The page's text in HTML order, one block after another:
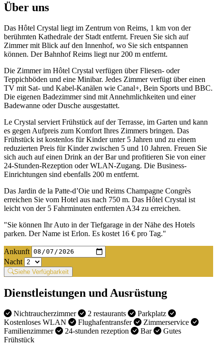
Über uns
Das Hôtel Crystal liegt im Zentrum von Reims, 1 km von der
berühmten Kathedrale der Stadt entfernt. Freuen Sie sich auf
Zimmer mit Blick auf den Innenhof, wo Sie sich entspannen
können. Der Bahnhof Reims liegt nur 200 m entfernt.
Die Zimmer im Hôtel Crystal verfügen über Fliesen- oder
Teppichböden und eine Minibar. Jedes Zimmer verfügt über einen
TV mit Sat- und Kabel-Kanälen wie Canal+, Bein Sports und BBC.
Die eigenen Badezimmer sind mit Annehmlichkeiten und einer
Badewanne oder Dusche ausgestattet.
Le Crystal serviert Frühstück auf der Terrasse, im Garten und kann
es gegen Aufpreis zum Komfort Ihres Zimmers bringen. Das
Frühstück ist kostenlos für Kinder unter 5 Jahren und zu einem
reduzierten Preis für Kinder zwischen 5 und 10 Jahren. Freuen Sie
sich auch auf einen Drink an der Bar und profitieren Sie von einer
24-Stunden-Rezeption oder WLAN-Zugang. Die Business-
Einrichtungen sind ebenfalls 200 m entfernt.
Das Jardin de la Patte-d’Oie und Reims Champagne Congrès
erreichen Sie vom Hotel aus nach 750 m. Das Hôtel Crystal ist
leicht von der 5 Fahrminuten entfernten A34 zu erreichen.
"Sie können Ihr Auto in der Tiefgarage in der Nähe des Hotels
parken. Der Name ist Erlon. Es kostet 16 € pro Tag."
Ankunft
Nacht
Siehe Verfügbarkeit
Dienstleistungen und Ausrüstung
Nichtraucherzimmer 2 restaurants
Parkplatz
Kostenloses WLAN
Flughafentransfer
Zimmerservice
Familienzimmer
24-stunden rezeption Bar
Gutes
Frühstück